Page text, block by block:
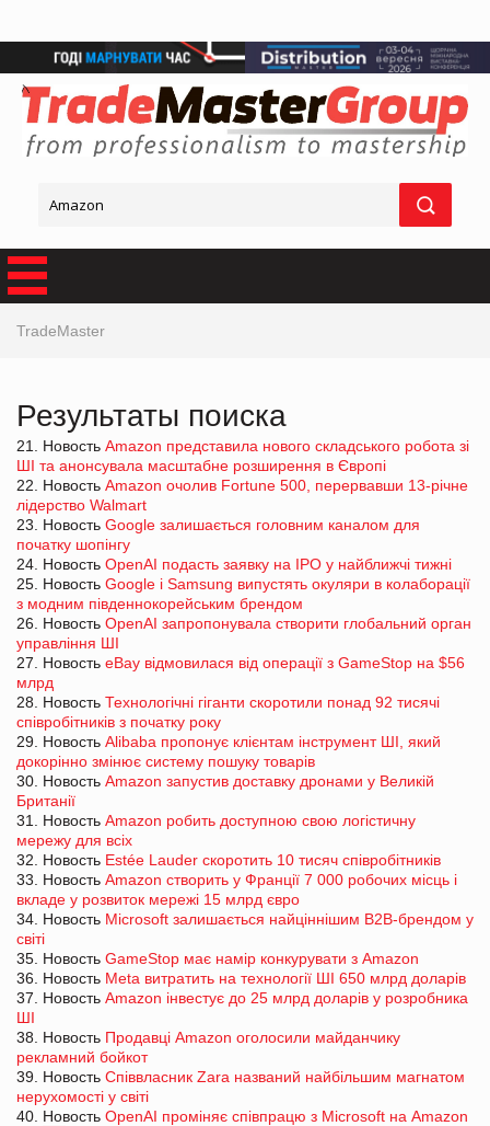
TradeMaster
Результаты поиска
21. Новость Amazon представила нового складського робота зі
ШІ та анонсувала масштабне розширення в Європі
22. Новость Amazon очолив Fortune 500, перервавши 13-річне
лідерство Walmart
23. Новость Google залишається головним каналом для
початку шопінгу
24. Новость OpenAI подасть заявку на IPO у найближчі тижні
25. Новость Google і Samsung випустять окуляри в колаборації
з модним південнокорейським брендом
26. Новость OpenAI запропонувала створити глобальний орган
управління ШІ
27. Новость eBay відмовилася від операції з GameStop на $56
млрд
28. Новость Технологічні гіганти скоротили понад 92 тисячі
співробітників з початку року
29. Новость Alibaba пропонує клієнтам інструмент ШІ, який
докорінно змінює систему пошуку товарів
30. Новость Amazon запустив доставку дронами у Великій
Британії
31. Новость Amazon робить доступною свою логістичну
мережу для всіх
32. Новость Estée Lauder скоротить 10 тисяч співробітників
33. Новость Amazon створить у Франції 7 000 робочих місць і
вкладе у розвиток мережі 15 млрд євро
34. Новость Microsoft залишається найціннішим B2B-брендом у
світі
35. Новость GameStop має намір конкурувати з Amazon
36. Новость Meta витратить на технології ШІ 650 млрд доларів
37. Новость Amazon інвестує до 25 млрд доларів у розробника
ШІ
38. Новость Продавці Amazon оголосили майданчику
рекламний бойкот
39. Новость Співвласник Zara названий найбільшим магнатом
нерухомості у світі
40. Новость OpenAI проміняє співпрацю з Microsoft на Amazon